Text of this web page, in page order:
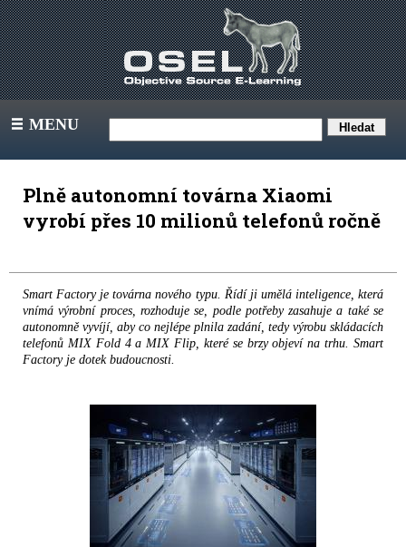
III MENU
Plně autonomní továrna Xiaomi
vyrobí přes 10 milionů telefonů ročně
Smart Factory je továrna nového typu. Řídí ji umělá inteligence, která
vnímá výrobní proces, rozhoduje se, podle potřeby zasahuje a také se
autonomně vyvíjí, aby co nejlépe plnila zadání, tedy výrobu skládacích
telefonů MIX Fold 4 a MIX Flip, které se brzy objeví na trhu. Smart
Factory je dotek budoucnosti.